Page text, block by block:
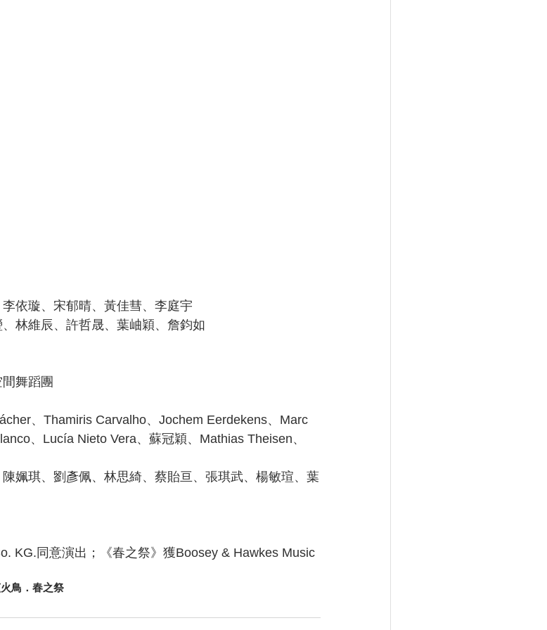
依璇、宋郁晴、黃佳彗、李庭宇
林維辰、許哲晟、葉岫穎、詹鈞如
舞蹈團
、Thamiris Carvalho、Jochem Eerdekens、Marc
、Lucía Nieto Vera、蘇冠穎、Mathias Theisen、
姵琪、劉彥佩、林思綺、蔡貽亘、張琪武、楊敏瑄、葉
KG.同意演出；《春之祭》獲Boosey & Hawkes Music
火鳥．春之祭